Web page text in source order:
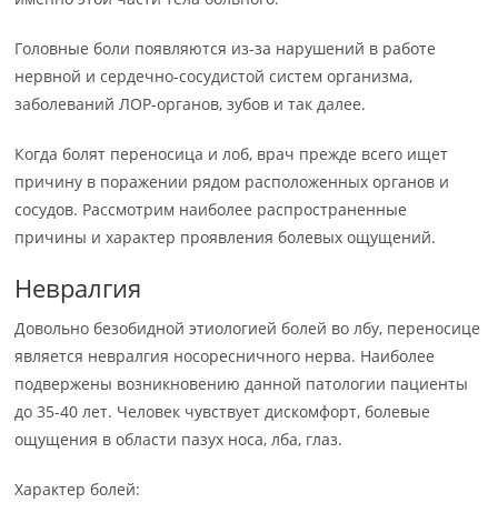
Головные боли появляются из-за нарушений в работе
нервной и сердечно-сосудистой систем организма,
заболеваний ЛОР-органов, зубов и так далее.
Когда болят переносица и лоб, врач прежде всего ищет
причину в поражении рядом расположенных органов и
сосудов. Рассмотрим наиболее распространенные
причины и характер проявления болевых ощущений.
Невралгия
Довольно безобидной этиологией болей во лбу, переносице
является невралгия носоресничного нерва. Наиболее
подвержены возникновению данной патологии пациенты
до 35-40 лет. Человек чувствует дискомфорт, болевые
ощущения в области пазух носа, лба, глаз.
Характер болей: